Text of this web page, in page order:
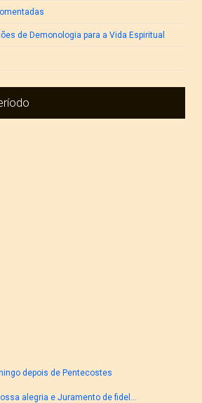
de Demonologia para a Vida Espiritual
depois de Pentecostes
alegria e Juramento de fidel...